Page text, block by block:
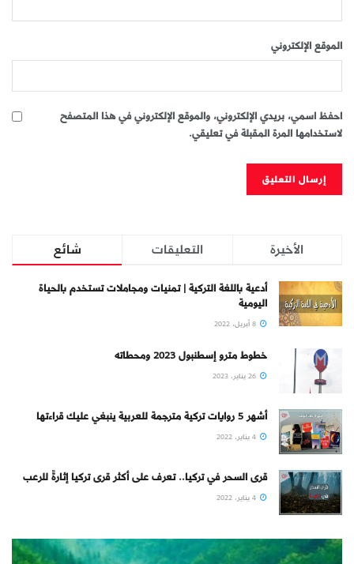
الموقع الإلكتروني
احفظ اسمي، بريدي الإلكتروني، والموقع الإلكتروني في هذا المتصفح
لاستخدامها المرة المقبلة في تعليقي.
شائع التعليقات الأخيرة
أدعية باللغة التركية | تمنيات ومجاملات تستخدم بالحياة
اليومية
خطوط مترو إسطنبول 2023 ومحطاته
أشهر 5 روايات تركية مترجمة للعربية ينبغي عليك قراءتها
قرى السحر في تركيا.. تعرف على أكثر قرى تركيا إثارةً للرعب